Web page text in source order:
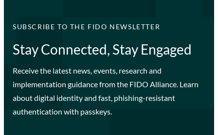
SUBSCRIBE TO THE FIDO NEWSLETTER
Stay Connected, Stay Engaged
Receive the latest news, events, research and
implementation guidance from the FIDO Alliance. Learn
about digital identity and fast, phishing-resistant
authentication with passkeys.